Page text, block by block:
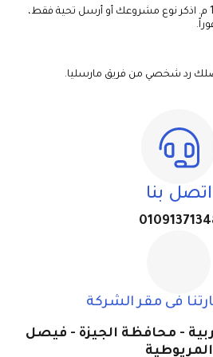
متاح يومياً من 10 ص حتى 10 م. اذكر نوع مشروعك أو أرسل تحية فقط،
رد شخصي من فريق مارسليا.
اتصل بنا
فى مقر الشركة
- محافظة الجيزة - فيصل
المريوطية